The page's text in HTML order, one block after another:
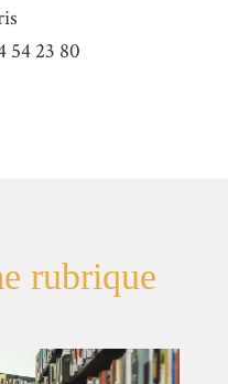
54 23 80
rubrique